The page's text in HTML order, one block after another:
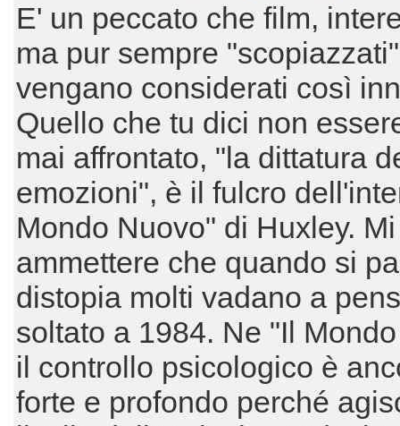
E' un peccato che film,
ma pur sempre "scopiazzati"
vengano considerati così
Quello che tu dici non
mai affrontato, "la dittatura
emozioni", è il fulcro
Mondo Nuovo" di Huxley.
ammettere che quando si
distopia molti vadano a
soltato a 1984. Ne "Il
il controllo psicologico è
forte e profondo perché